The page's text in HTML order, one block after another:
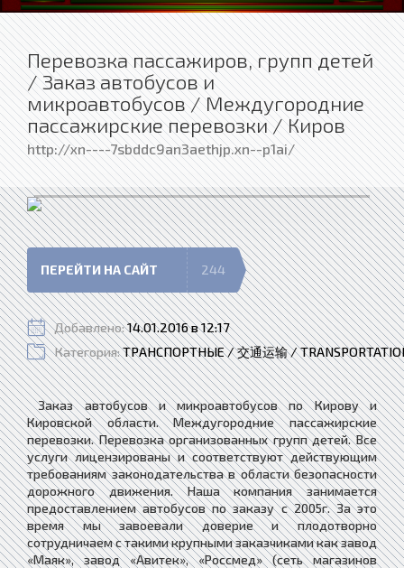
Перевозка пассажиров, групп детей
/ Заказ автобусов и
микроавтобусов / Междугородние
пассажирские перевозки / Киров
http://xn----7sbddc9an3aethjp.xn--p1ai/
ПЕРЕЙТИ НА САЙТ 244
Добавлено:14.01.2016 в 12:17
Категория:ТРАНСПОРТНЫЕ / 交通运输 /
Заказ автобусов и микроавтобусов по Кирову и
Кировской области. Междугородние пассажирские
перевозки. Перевозка организованных групп детей. Все
услуги лицензированы и соответствуют действующим
требованиям законодательства в области безопасности
дорожного движения. ​Наша компания занимается
предоставлением автобусов по заказу с 2005г. За это
время мы завоевали доверие и плодотворно
сотрудничаем с такими крупными заказчиками как завод
«Маяк», завод «Авитек», «Россмед» (сеть магазинов